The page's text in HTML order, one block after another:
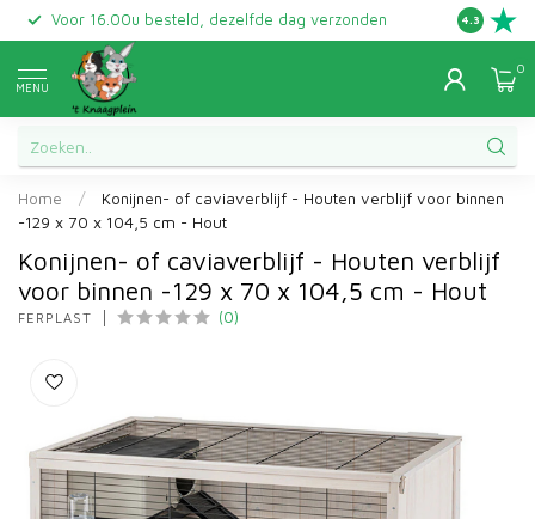
Voor 16.00u besteld, dezelfde dag verzonden Gratis
4.3
MENU
0
Home /
Konijnen- of caviaverblijf - Houten verblijf voor binnen
-129 x 70 x 104,5 cm - Hout
Konijnen- of caviaverblijf - Houten verblijf
voor binnen -129 x 70 x 104,5 cm - Hout
FERPLAST (0)